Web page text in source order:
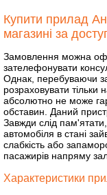
Купити прилад
магазині за
Замовлення можна
зателефонувати
Однак, перебуваючи
розраховувати тільки
абсолютно не може
обставин. Даний
Завжди слід
автомобіля в стані
слабкість або
пасажирів напряму
Характеристики